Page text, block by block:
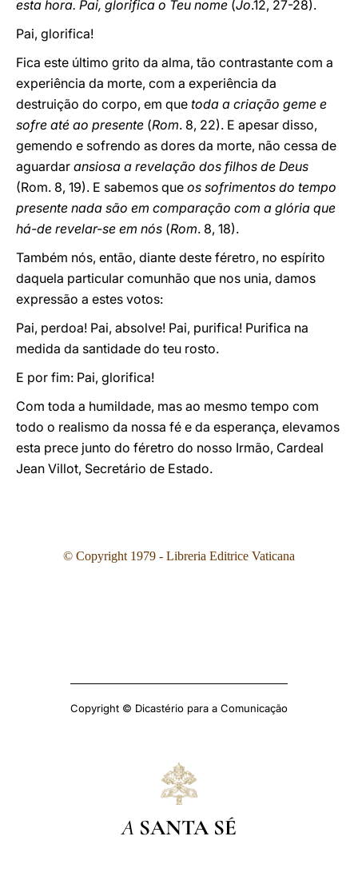
esta hora. Pai, glorifica o Teu nome (Jo.12, 27-28).
Pai, glorifica!
Fica este último grito da alma, tão contrastante com a
experiência da morte, com a experiência da
destruição do corpo, em que toda a criação geme e
sofre até ao presente (Rom. 8, 22). E apesar disso,
gemendo e sofrendo as dores da morte, não cessa de
aguardar ansiosa a revelação dos filhos de Deus
(Rom. 8, 19). E sabemos que os sofrimentos do tempo
presente nada são em comparação com a glória que
há-de revelar-se em nós (Rom. 8, 18).
Também nós, então, diante deste féretro, no espírito
daquela particular comunhão que nos unia, damos
expressão a estes votos:
Pai, perdoa! Pai, absolve! Pai, purifica! Purifica na
medida da santidade do teu rosto.
E por fim: Pai, glorifica!
Com toda a humildade, mas ao mesmo tempo com
todo o realismo da nossa fé e da esperança, elevamos
esta prece junto do féretro do nosso Irmão, Cardeal
Jean Villot, Secretário de Estado.
© Copyright 1979 - Libreria Editrice Vaticana
Copyright © Dicastério para a Comunicação
A SANTA SÉ